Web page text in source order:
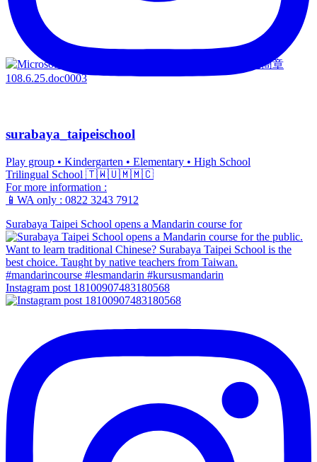
surabaya_taipeischool
Play group • Kindergarten • Elementary • High School
Trilingual School 🇹🇼🇺🇲🇲🇨
For more information :
📱WA only : 0822 3243 7912
Surabaya Taipei School opens a Mandarin course for
Instagram post 18100907483180568